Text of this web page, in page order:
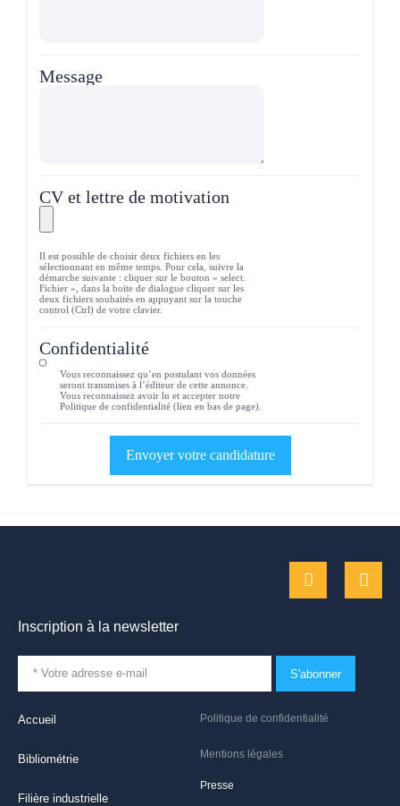
Message
CV et lettre de motivation
Il est possible de choisir deux fichiers en les
sélectionnant en même temps. Pour cela, suivre la
démarche suivante : cliquer sur le bouton « select.
Fichier », dans la boite de dialogue cliquer sur les
deux fichiers souhaités en appuyant sur la touche
control (Ctrl) de votre clavier.
Confidentialité
Vous reconnaissez qu’en postulant vos données
seront transmises à l’éditeur de cette annonce.
Vous reconnaissez avoir lu et accepter notre
Politique de confidentialité (lien en bas de page).
Politique de confidentialité
Mentions légales
Presse
Accueil
Bibliométrie
Filière industrielle
Inscription à la newsletter
S'abonner